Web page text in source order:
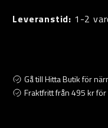
Leveranstid: 1-2
Gå till Hitta Butik för
Fraktfritt från 495 kr